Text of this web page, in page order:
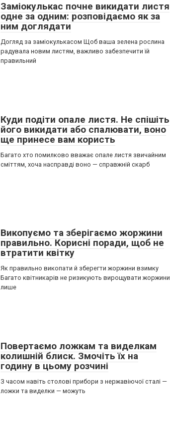
Заміокулькас почне викидати листя
одне за одним: розповідаємо як за
ним доглядати
Догляд за заміокулькасом Щоб ваша зелена рослина
радувала новим листям, важливо забезпечити їй
правильний
Куди подіти опале листя. Не спішіть
його викидати або спалювати, воно
ще принесе вам користь
Багато хто помилково вважає опале листя звичайним
сміттям, хоча насправді воно — справжній скарб
Викопуємо та зберігаємо жоржини
правильно. Корисні поради, щоб не
втратити квітку
Як правильно викопати й зберегти жоржини взимку
Багато квітникарів не ризикують вирощувати жоржини
лише
Повертаємо ложкам та виделкам
колишній блиск. Змочіть їх на
годину в цьому розчині
З часом навіть столові прибори з нержавіючої сталі —
ложки та виделки — можуть